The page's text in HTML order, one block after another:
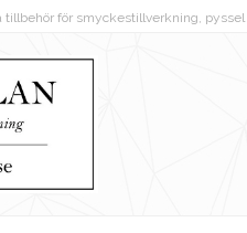
tillbehör för smyckestillverkning, pyssel